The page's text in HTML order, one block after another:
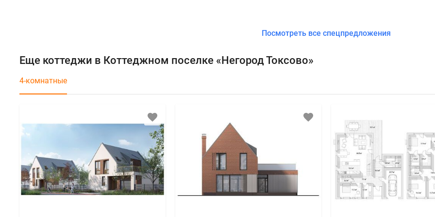
Посмотреть все спецпредложения
Еще коттеджи в Коттеджном поселке «Негород Токсово»
4-комнатные